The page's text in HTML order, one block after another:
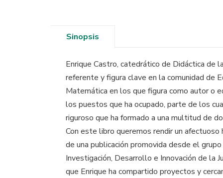
Sinopsis
Enrique Castro, catedrático de Didáctica de
referente y figura clave en la comunidad de
Matemática en los que figura como autor o
los puestos que ha ocupado, parte de los
riguroso que ha formado a una multitud de
Con este libro queremos rendir un
de una publicación promovida desde el
Investigación, Desarrollo e Innovación de la
que Enrique ha compartido proyectos y